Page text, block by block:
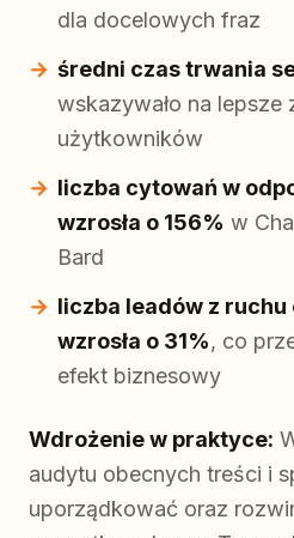
dla docelowych fraz
średni czas trwania
wskazywało na lepsze
użytkowników
liczba cytowań w
wzrosła o 156% w
Bard
liczba leadów z
wzrosła o 31%, co
efekt biznesowy
Wdrożenie w praktyce:
audytu obecnych treści i
uporządkować oraz